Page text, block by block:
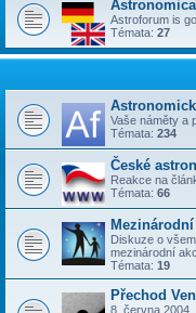
Astroforum is
Témata: 27
Vaše náměty a
Témata: 234
České
Reakce na
Témata: 66
Diskuze o
mezinárodní
Témata: 19
Přechod
8. června 2004,